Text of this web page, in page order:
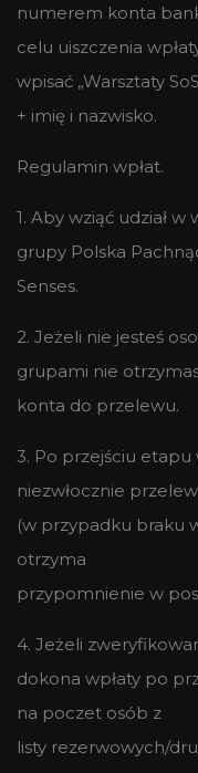
numerem konta
celu uiszczenia
wpisać „Warsztaty
+ imię i nazwisko.
Regulamin wpłat.
1. Aby wziąć udział
grupy Polska
Senses.
2. Jeżeli nie jesteś
grupami nie
konta do przelewu.
3. Po przejściu
niezwłocznie przelew
(w przypadku braku
otrzyma
przypomnienie w
4. Jeżeli
dokona wpłaty po
na poczet osób z
listy rezerwowych/